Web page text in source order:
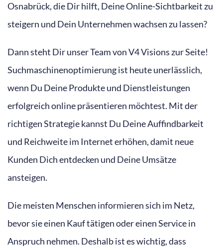
Osnabrück, die Dir hilft, Deine Online-Sichtbarkeit zu
steigern und Dein Unternehmen wachsen zu lassen?
Dann steht Dir unser Team von V4 Visions zur Seite!
Suchmaschinenoptimierung ist heute unerlässlich,
wenn Du Deine Produkte und Dienstleistungen
erfolgreich online präsentieren möchtest. Mit der
richtigen Strategie kannst Du Deine Auffindbarkeit
und Reichweite im Internet erhöhen, damit neue
Kunden Dich entdecken und Deine Umsätze
ansteigen.
Die meisten Menschen informieren sich im Netz,
bevor sie einen Kauf tätigen oder einen Service in
Anspruch nehmen. Deshalb ist es wichtig, dass